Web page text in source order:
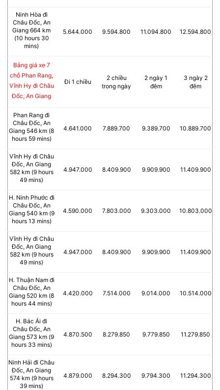
Ninh Hòa đi
Châu Đốc, An
Giang 664 km
(10 hours 30
mins)
5.644.000 9.594.800 11.094.800 12.594.800
Bảng giá xe 7
chỗ Phan Rang,
Vĩnh Hy đi Châu
Đốc, An Giang
Đi 1 chiều
2 chiều
trong ngày
2 ngày 1
đêm
3 ngày 2
đêm
Phan Rang đi
Châu Đốc, An
Giang 546 km (8
hours 59 mins)
4.641.000 7.889.700 9.389.700 10.889.700
Vĩnh Hy đi Châu
Đốc, An Giang
582 km (9 hours
49 mins)
4.947.000 8.409.900 9.909.900 11.409.900
H. Ninh Phước đi
Châu Đốc, An
Giang 540 km (9
hours 13 mins)
4.590.000 7.803.000 9.303.000 10.803.000
Vĩnh Hy đi Châu
Đốc, An Giang
582 km (9 hours
49 mins)
4.947.000 8.409.900 9.909.900 11.409.900
H. Thuận Nam đi
Châu Đốc, An
Giang 520 km (8
hours 44 mins)
4.420.000 7.514.000 9.014.000 10.514.000
H. Bác Ái đi
Châu Đốc, An
Giang 573 km (9
hours 33 mins)
4.870.500 8.279.850 9.779.850 11.279.850
Ninh Hải đi Châu
Đốc, An Giang
574 km (9 hours
39 mins)
4.879.000 8.294.300 9.794.300 11.294.300